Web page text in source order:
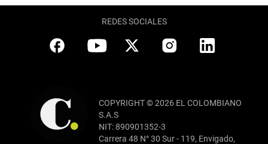
REDES SOCIALES
COPYRIGHT © 2026 EL COLOMBIANO
S.A.S
NIT: 890901352-3
Carrera 48 N° 30 Sur - 119, Envigado,